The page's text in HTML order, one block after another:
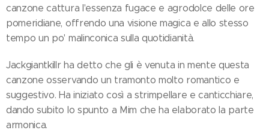
canzone cattura l'essenza fugace e agrodolce delle ore
pomeridiane, offrendo una visione magica e allo stesso
tempo un po' malinconica sulla quotidianità.
Jackgiantkillr ha detto che gli è venuta in mente questa
canzone osservando un tramonto molto romantico e
suggestivo. Ha iniziato così a strimpellare e canticchiare,
dando subito lo spunto a Mim che ha elaborato la parte
armonica.